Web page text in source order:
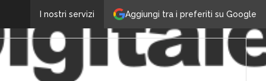
Aggiungi tra i preferiti su Google
I nostri servizi